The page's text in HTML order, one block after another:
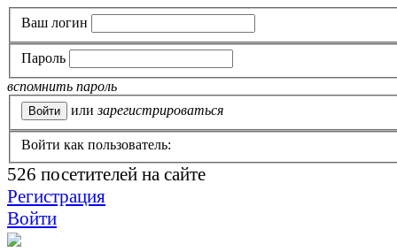
Ваш логин
Пароль
вспомнить пароль
или зарегистрироваться
Войти как пользователь:
526 посетителей на сайте
Регистрация
Войти